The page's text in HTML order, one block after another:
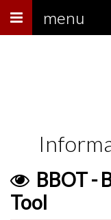
Menu menu
BBOT -
Tool